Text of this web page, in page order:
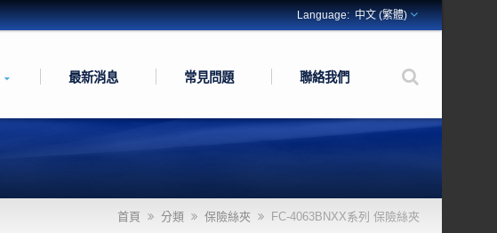
中文 (繁體)
最新消息 常見問題 聯絡我們
首頁 分類 保險絲夾 FC-4063BNXX系列 保險絲夾